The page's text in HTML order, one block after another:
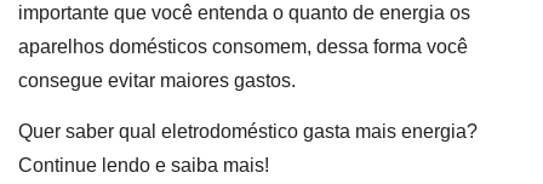
importante que você entenda o quanto de energia os
aparelhos domésticos consomem, dessa forma você
consegue evitar maiores gastos.
Quer saber qual eletrodoméstico gasta mais energia?
Continue lendo e saiba mais!